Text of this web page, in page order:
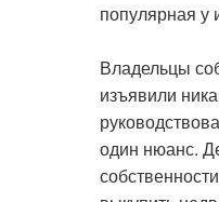
популярная у
Владельцы
изъявили
один нюанс.